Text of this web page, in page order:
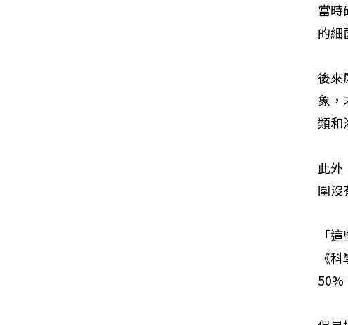
當時
的細
後來
象，
類和
此外
圍沒
「
《
50%